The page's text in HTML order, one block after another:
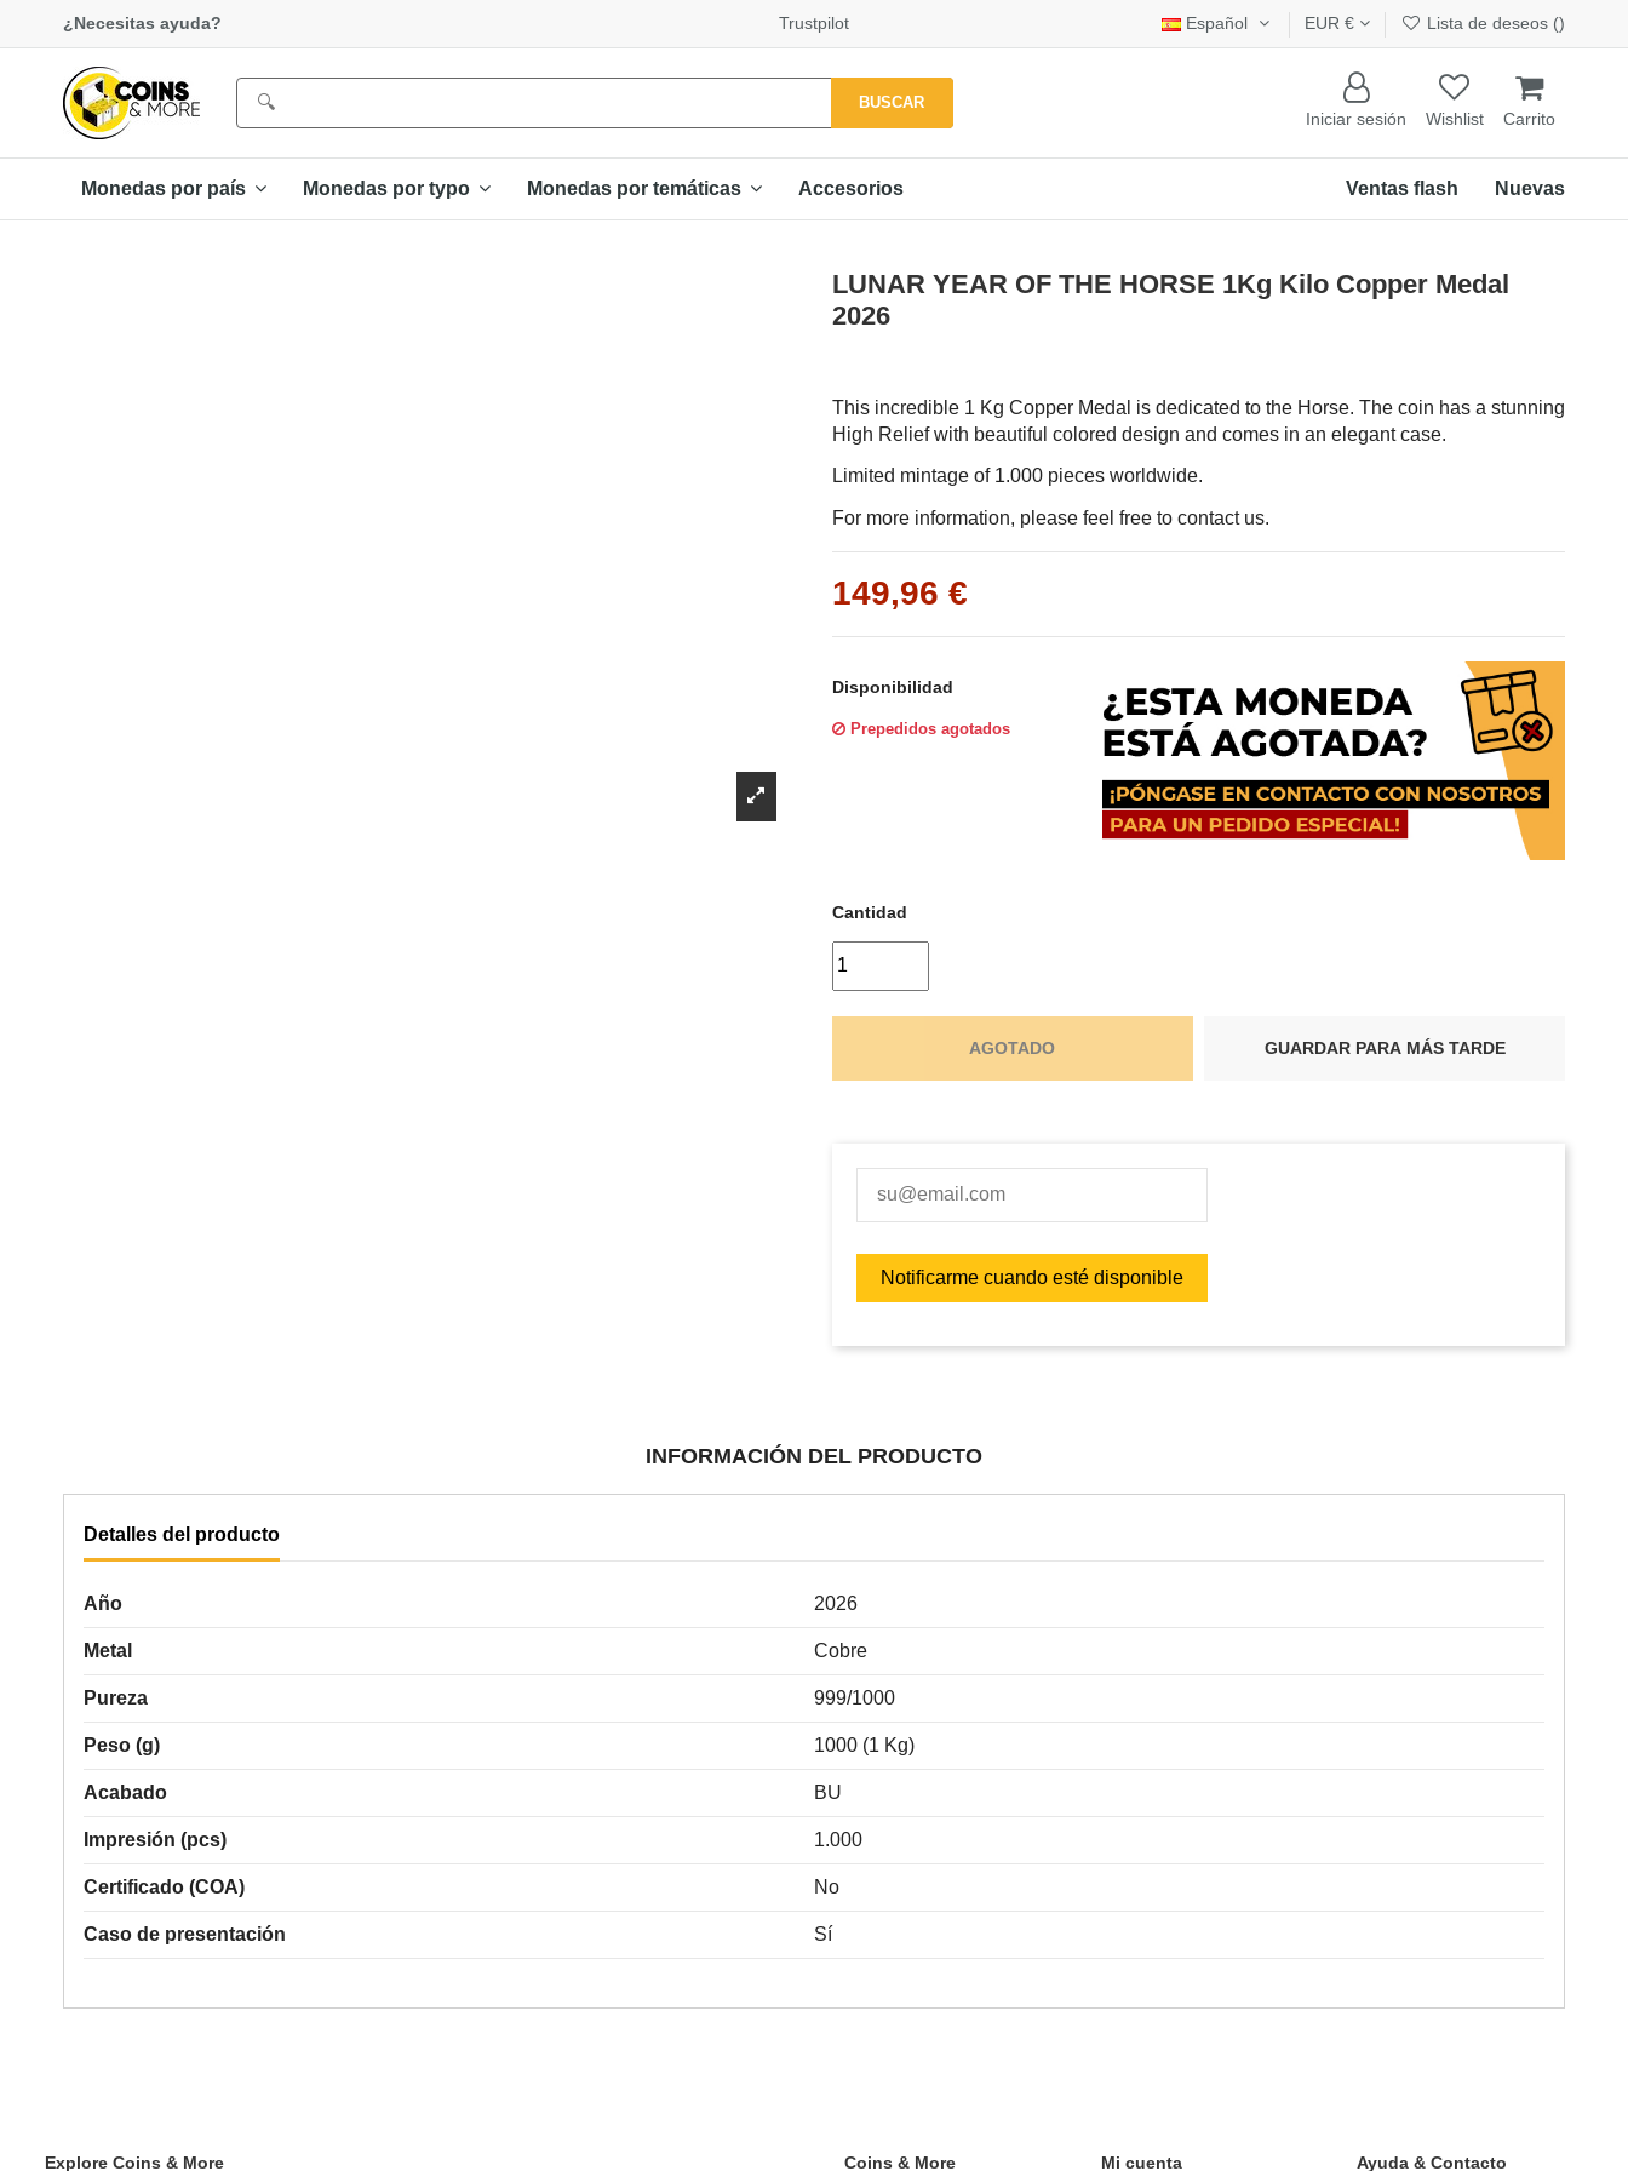
Γ
¿Necesitas ayuda? Trustpilot Español EUR € Lista de deseos ()
BUSCAR
Iniciar sesión Wishlist Carrito
Monedas por país Monedas por typo Monedas por temáticas Accesorios Nuevas
Ventas flash
LUNAR YEAR OF THE HORSE 1Kg Kilo Copper Medal
2026
This incredible 1 Kg Copper Medal is dedicated to the Horse. The coin has a stunning
High Relief with beautiful colored design and comes in an elegant case.
Limited mintage of 1.000 pieces worldwide.
For more information, please feel free to contact us.
149,96 €
Disponibilidad
Prepedidos agotados
Cantidad
AGOTADO GUARDAR PARA MÁS TARDE
INFORMACIÓN DEL PRODUCTO
Detalles del producto
Año 2026
Metal Cobre
Pureza 999/1000
Peso (g) 1000 (1 Kg)
Acabado BU
Impresión (pcs) 1.000
Certificado (COA) No
Caso de presentación Sí
Explore Coins & More Coins & More Mi cuenta Ayuda & Contacto